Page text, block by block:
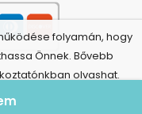
folyamán, hogy
Önnek. Bővebb
olvashat.
tájékoztató